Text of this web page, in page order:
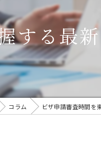
する最
コラム ビザ申請審査時間を